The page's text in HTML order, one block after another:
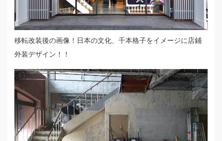
移転改装後の画像！日本の文化、千本格子をイメージに店鋪
外装デザイン！！